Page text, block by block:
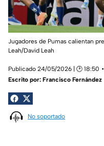
Jugadores de Pumas calientan
Leah/David Leah
Publicado 24/05/2026 | 🕑 18:50
Escrito por: Francisco Fernández
No soportado